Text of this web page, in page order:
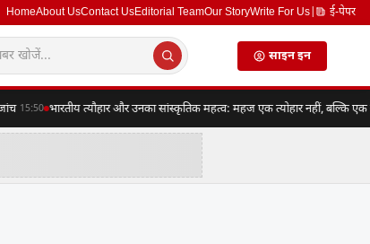
HomeAbout UsContact UsEditorial TeamOur StoryWrite For Us ई-पेपर
साइन इन
15:50 भारतीय त्यौहार और उनका सांस्कृतिक महत्व: महज एक त्योहार नहीं, बल्कि एक